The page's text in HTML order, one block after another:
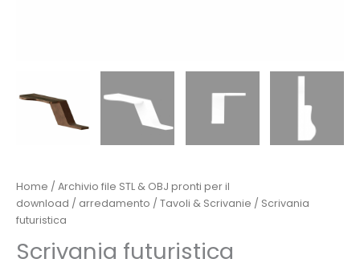
Home / Archivio file STL & OBJ pronti per il
download / arredamento / Tavoli & Scrivanie / Scrivania
futuristica
Scrivania futuristica